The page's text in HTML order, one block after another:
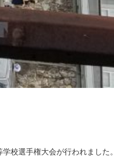
校選手権大会が行われました。